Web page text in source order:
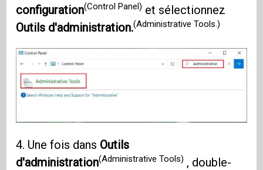
configuration(Control Panel) et sélectionnez
Outils d'administration.(Administrative Tools.)
4. Une fois dans Outils
d'administration(Administrative Tools) , double-